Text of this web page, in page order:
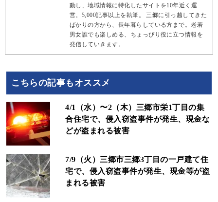
動し、地域情報に特化したサイトを10年近く運
営。5,000記事以上を執筆。 三郷に引っ越してきた
ばかりの方から、長年暮らしている方まで。老若
男女誰でも楽しめる、ちょっぴり役に立つ情報を
発信していきます。
こちらの記事もオススメ
4/1（水）〜2（木）三郷市栄1丁目の集
合住宅で、侵入窃盗事件が発生、現金な
どが盗まれる被害
7/9（火）三郷市三郷3丁目の一戸建て住
宅で、侵入窃盗事件が発生、現金等が盗
まれる被害